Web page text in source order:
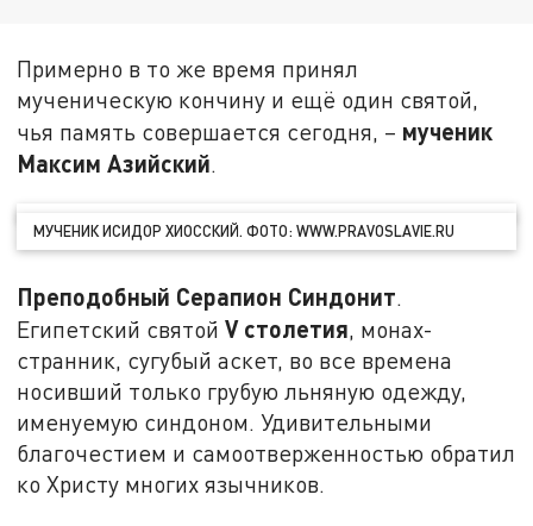
Примерно в то же время принял
мученическую кончину и ещё один святой,
чья память совершается сегодня, – мученик
Максим Азийский.
МУЧЕНИК ИСИДОР ХИОССКИЙ. ФОТО: WWW.PRAVOSLAVIE.RU
Преподобный Серапион Синдонит.
Египетский святойVстолетия, монах-
странник, сугубый аскет, во все времена
носивший только грубую льняную одежду,
именуемую синдоном. Удивительными
благочестием и самоотверженностью обратил
ко Христу многих язычников.